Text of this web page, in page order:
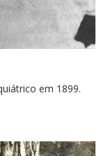
em 1899.